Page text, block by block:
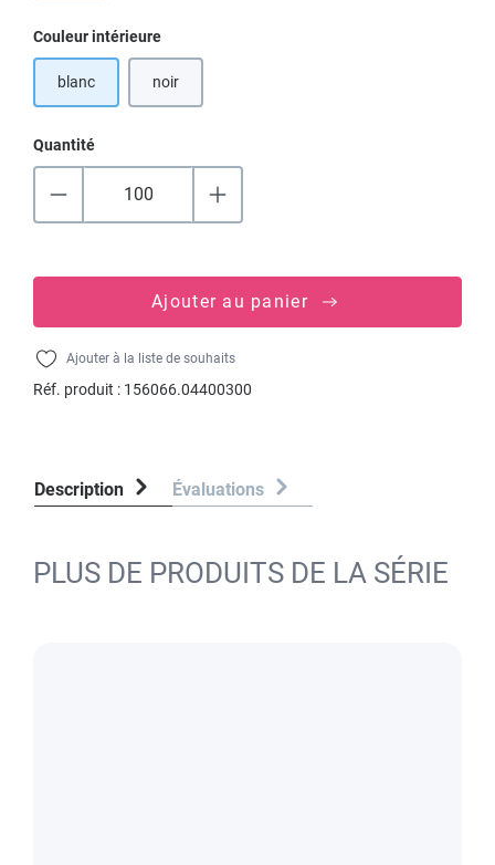
Sélectionnez
Couleur intérieure
blanc noir(Cette option n'est pas disponible pour le moment.)
Quantité
Ajouter au panier
Ajouter à la liste de souhaits
Réf. produit : 156066.04400300
Description Évaluations
PLUS DE PRODUITS DE LA SÉRIE